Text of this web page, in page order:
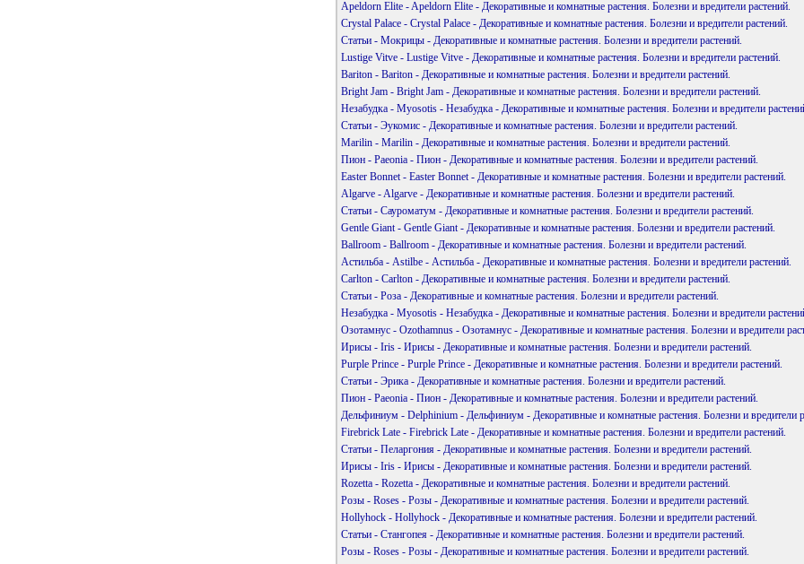
Apeldorn Elite - Apeldorn Elite - Декоративные и комнатные растения. Болезни и вредители растений.
Crystal Palace - Crystal Palace - Декоративные и комнатные растения. Болезни и вредители растений.
Статьи - Мокрицы - Декоративные и комнатные растения. Болезни и вредители растений.
Lustige Vitve - Lustige Vitve - Декоративные и комнатные растения. Болезни и вредители растений.
Bariton - Bariton - Декоративные и комнатные растения. Болезни и вредители растений.
Bright Jam - Bright Jam - Декоративные и комнатные растения. Болезни и вредители растений.
Незабудка - Myosotis - Незабудка - Декоративные и комнатные растения. Болезни и вредители
Статьи - Эукомис - Декоративные и комнатные растения. Болезни и вредители растений.
Marilin - Marilin - Декоративные и комнатные растения. Болезни и вредители растений.
Пион - Paeonia - Пион - Декоративные и комнатные растения. Болезни и вредители растений.
Easter Bonnet - Easter Bonnet - Декоративные и комнатные растения. Болезни и вредители растений.
Algarve - Algarve - Декоративные и комнатные растения. Болезни и вредители растений.
Статьи - Сауроматум - Декоративные и комнатные растения. Болезни и вредители растений.
Gentle Giant - Gentle Giant - Декоративные и комнатные растения. Болезни и вредители растений.
Ballroom - Ballroom - Декоративные и комнатные растения. Болезни и вредители растений.
Астильба - Astilbe - Астильба - Декоративные и комнатные растения. Болезни и вредители растений.
Carlton - Carlton - Декоративные и комнатные растения. Болезни и вредители растений.
Статьи - Роза - Декоративные и комнатные растения. Болезни и вредители растений.
Незабудка - Myosotis - Незабудка - Декоративные и комнатные растения. Болезни и вредители
Озотамнус - Ozothamnus - Озотамнус - Декоративные и комнатные растения. Болезни и вредители
Ирисы - Iris - Ирисы - Декоративные и комнатные растения. Болезни и вредители растений.
Purple Prince - Purple Prince - Декоративные и комнатные растения. Болезни и вредители растений.
Статьи - Эрика - Декоративные и комнатные растения. Болезни и вредители растений.
Пион - Paeonia - Пион - Декоративные и комнатные растения. Болезни и вредители растений.
Дельфиниум - Delphinium - Дельфиниум - Декоративные и комнатные растения. Болезни и вредители
Firebrick Late - Firebrick Late - Декоративные и комнатные растения. Болезни и вредители растений.
Статьи - Пеларгония - Декоративные и комнатные растения. Болезни и вредители растений.
Ирисы - Iris - Ирисы - Декоративные и комнатные растения. Болезни и вредители растений.
Rozetta - Rozetta - Декоративные и комнатные растения. Болезни и вредители растений.
Розы - Roses - Розы - Декоративные и комнатные растения. Болезни и вредители растений.
Hollyhock - Hollyhock - Декоративные и комнатные растения. Болезни и вредители растений.
Статьи - Стангопея - Декоративные и комнатные растения. Болезни и вредители растений.
Розы - Roses - Розы - Декоративные и комнатные растения. Болезни и вредители растений.